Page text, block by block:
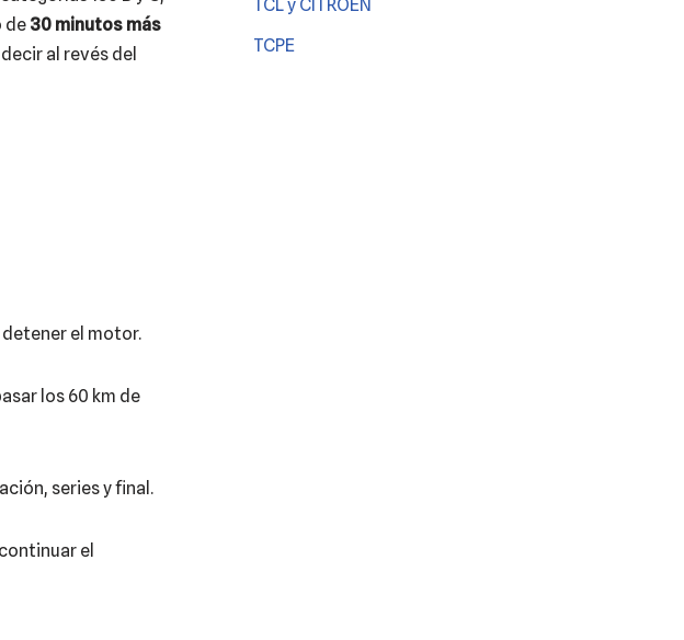
de 30 minutos más
al revés del
detener el motor.
los 60 km de
series y final.
el
TCL y CITROEN
TCPE